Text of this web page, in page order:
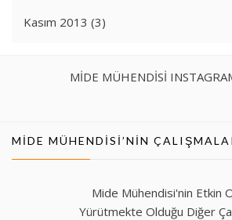
Kasım 2013 (3)
MİDE MÜHENDİSİ
MIDE MÜHENDISI’NIN
Mide Mühendisi'nin Etkin
Yürütmekte Olduğu Diğer